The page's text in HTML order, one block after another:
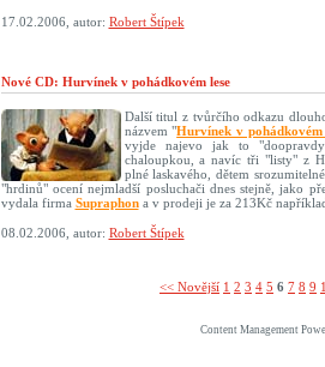
17.02.2006, autor: Robert Štípek
Nové CD: Hurvínek v pohádkovém lese
Další titul z tvůrčího odkazu
názvem "Hurvínek v pohádkovém
vyjde najevo jak to
chaloupkou, a navíc tři "listy" z
plné laskavého, dětem
"hrdinů" ocení nejmladší posluchači dnes stejně, jako
vydala firma Supraphona v prodeji je za 213Kč
08.02.2006, autor: Robert Štípek
<< Novější­ 1 2 3 4 5 6 7 8 9
Content Management